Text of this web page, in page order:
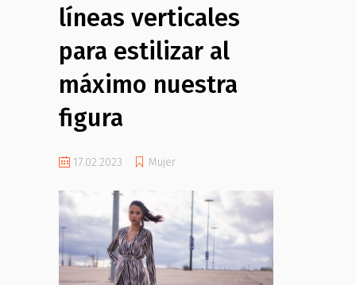
líneas verticales
para estilizar al
máximo nuestra
figura
17.02.2023 Mujer